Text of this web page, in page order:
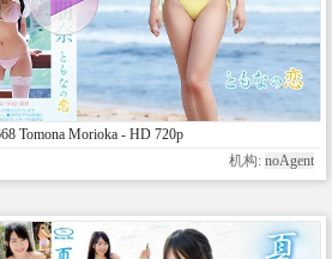
Tomona Morioka - HD 720p
机构: noAgent